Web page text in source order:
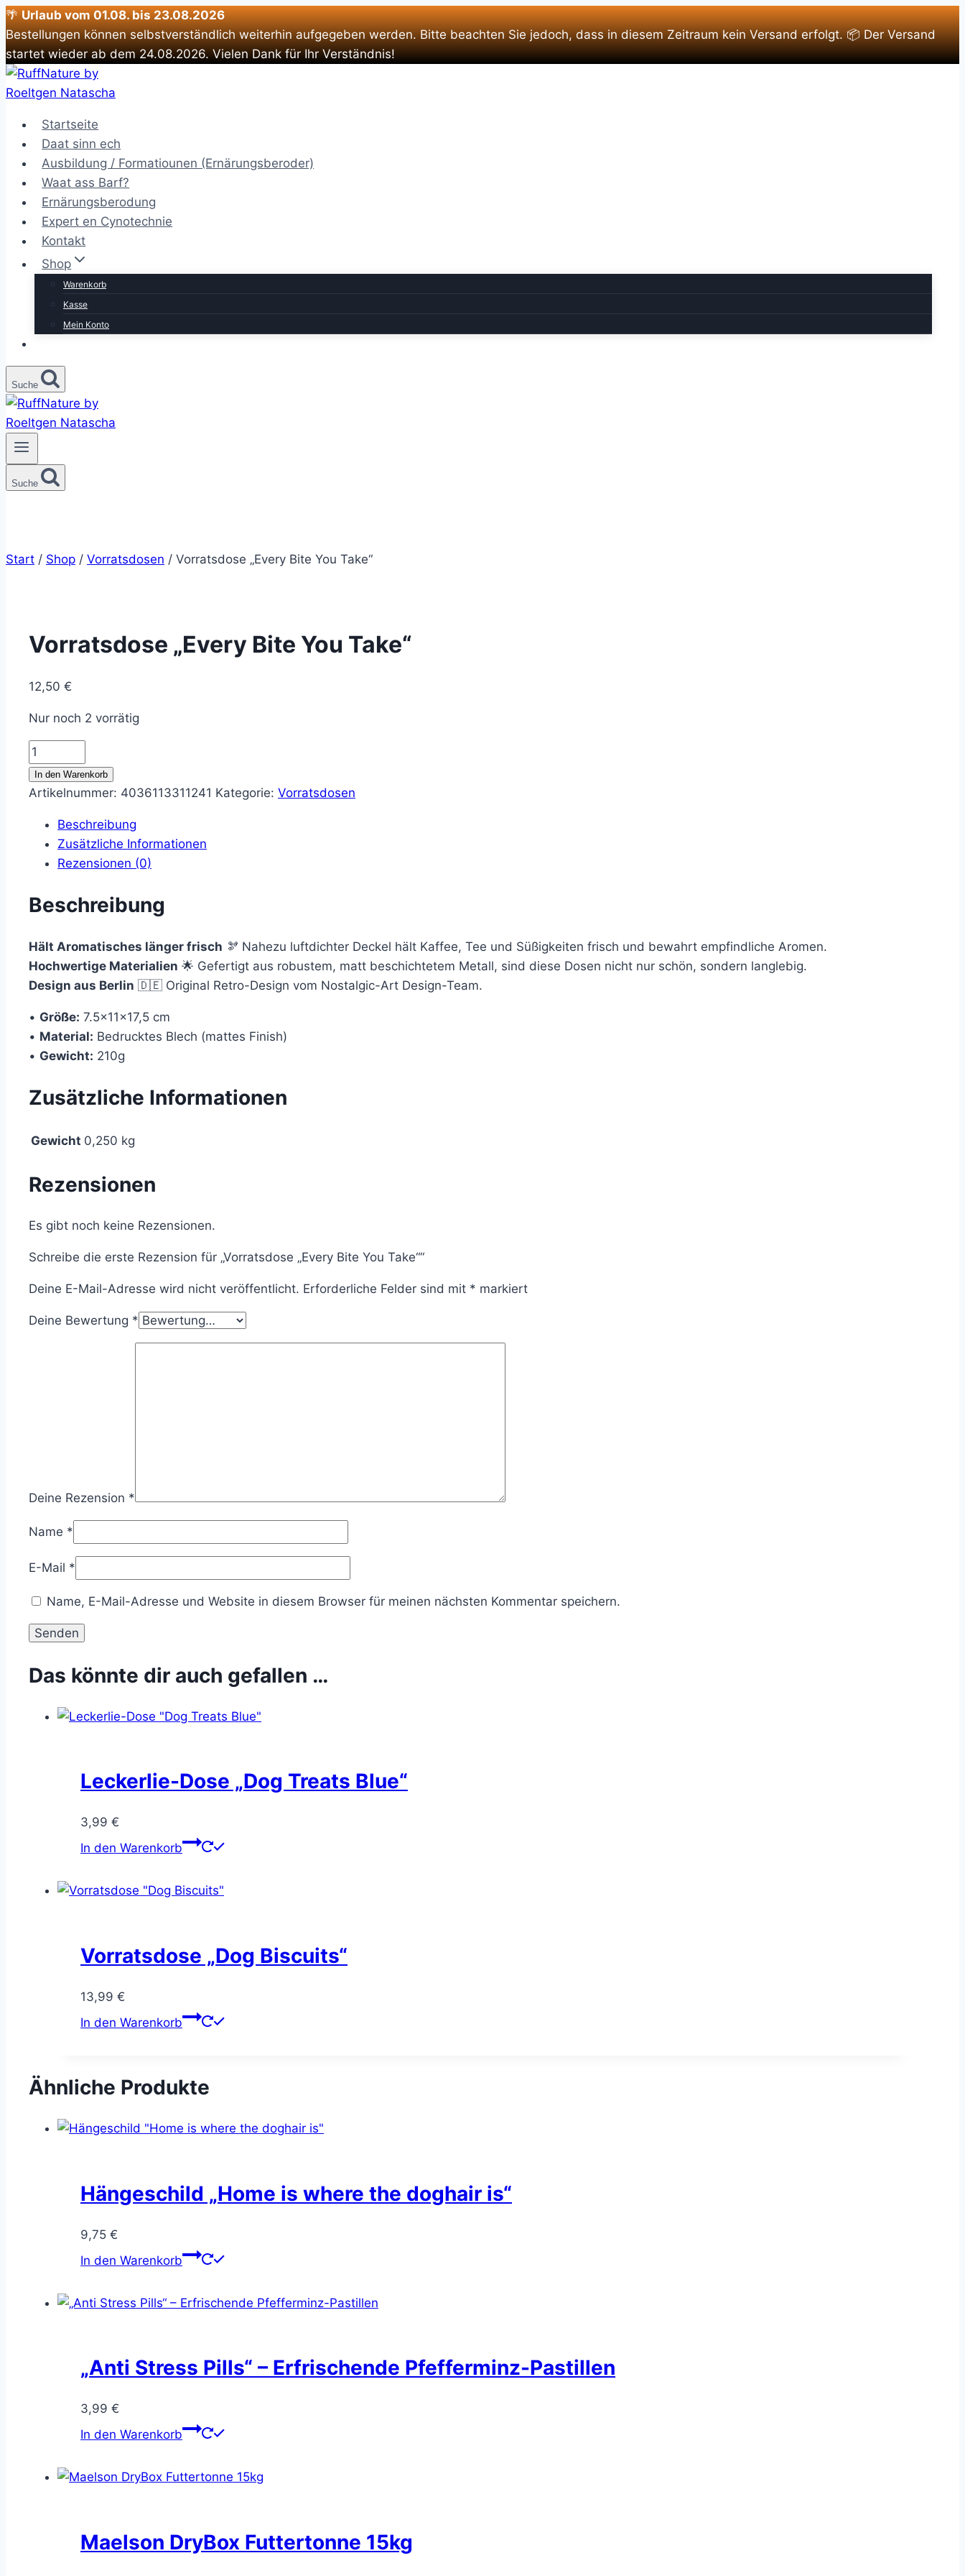
🌴Urlaub vom 01.08. bis 23.08.2026
Bestellungen können selbstverständlich weiterhin aufgegeben werden. Bitte beachten Sie jedoch, dass in diesem Zeitraum kein Versand erfolgt. 📦 Der Versand
startet wieder ab dem 24.08.2026. Vielen Dank für Ihr Verständnis!
Zum
Inhalt
Startseite
Daat sinn ech
Ausbildung / Formatiounen (Ernärungsberoder)
Waat ass Barf?
Ernärungsberodung
Expert en Cynotechnie
Kontakt
Shop
Warenkorb
Kasse
Mein Konto
Suche
Suche
Start / Shop / Vorratsdosen / Vorratsdose „Every Bite You Take“
Vorratsdose „Every Bite You Take“
12,50 €
Nur noch 2 vorrätig
Vorratsdose
"Every
Bite
Take"
Menge
In den Warenkorb
Artikelnummer: 4036113311241 Kategorie: Vorratsdosen
Beschreibung
Zusätzliche Informationen
Rezensionen (0)
Beschreibung
Hält Aromatisches länger frisch 🫘 Nahezu luftdichter Deckel hält Kaffee, Tee und Süßigkeiten frisch und bewahrt empfindliche Aromen.
Hochwertige Materialien 🌟 Gefertigt aus robustem, matt beschichtetem Metall, sind diese Dosen nicht nur schön, sondern langlebig.
Design aus Berlin 🇩🇪 Original Retro-Design vom Nostalgic-Art Design-Team.
• Größe: 7.5x11x17,5 cm
• Material: Bedrucktes Blech (mattes Finish)
• Gewicht: 210g
Zusätzliche Informationen
Gewicht 0,250 kg
Rezensionen
Es gibt noch keine Rezensionen.
Schreibe die erste Rezension für „Vorratsdose „Every Bite You Take““
Deine E-Mail-Adresse wird nicht veröffentlicht. Erforderliche Felder sind mit * markiert
Deine Bewertung *
Deine Rezension *
Name *
E-Mail *
Name, E-Mail-Adresse und Website in diesem Browser für meinen nächsten Kommentar speichern.
Das könnte dir auch gefallen …
Leckerlie-Dose „Dog Treats Blue“
3,99 €
In den Warenkorb
Vorratsdose „Dog Biscuits“
13,99 €
In den Warenkorb
Ähnliche Produkte
Hängeschild „Home is where the doghair is“
9,75 €
In den Warenkorb
„Anti Stress Pills“ – Erfrischende Pfefferminz-Pastillen
3,99 €
In den Warenkorb
Maelson DryBox Futtertonne 15kg